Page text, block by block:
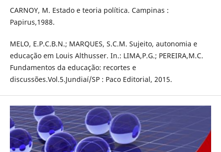
CARNOY, M. Estado e teoria política. Campinas :
Papirus,1988.
MELO, E.P.C.B.N.; MARQUES, S.C.M. Sujeito, autonomia e
educação em Louis Althusser. In.: LIMA,P.G.; PEREIRA,M.C.
Fundamentos da educação: recortes e
discussões.Vol.5.Jundiaí/SP : Paco Editorial, 2015.